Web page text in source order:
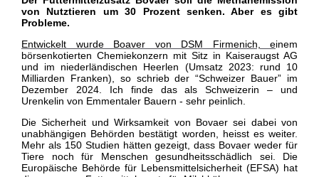
von Nutztieren um 30 Prozent senken. Aber es gibt
Probleme.
Entwickelt wurde Boaver von DSM Firmenich, einem
börsenkotierten Chemiekonzern mit Sitz in Kaiseraugst AG
und im niederländischen Heerlen (Umsatz 2023: rund 10
Milliarden Franken), so schrieb der “Schweizer Bauer” im
Dezember 2024. Ich finde das als Schweizerin – und
Urenkelin von Emmentaler Bauern - sehr peinlich.
Die Sicherheit und Wirksamkeit von Bovaer sei dabei von
unabhängigen Behörden bestätigt worden, heisst es weiter.
Mehr als 150 Studien hätten gezeigt, dass Bovaer weder für
Tiere noch für Menschen gesundheitsschädlich sei. Die
Europäische Behörde für Lebensmittelsicherheit (EFSA) hat